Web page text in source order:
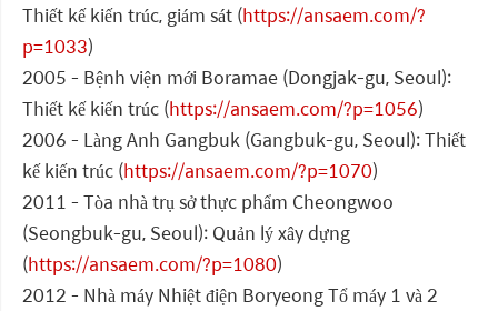
Thiết kế kiến trúc, giám sát (https://ansaem.com/?
p=1033)
2005 - Bệnh viện mới Boramae (Dongjak-gu, Seoul):
Thiết kế kiến trúc (https://ansaem.com/?p=1056)
2006 - Làng Anh Gangbuk (Gangbuk-gu, Seoul): Thiết
kế kiến trúc (https://ansaem.com/?p=1070)
2011 - Tòa nhà trụ sở thực phẩm Cheongwoo
(Seongbuk-gu, Seoul): Quản lý xây dựng
(https://ansaem.com/?p=1080)
2012 - Nhà máy Nhiệt điện Boryeong Tổ máy 1 và 2